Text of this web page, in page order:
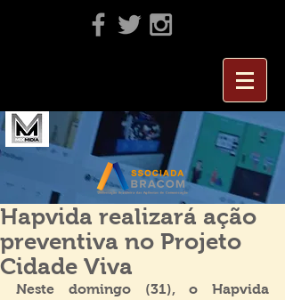
Hapvida realizará ação
preventiva no Projeto
Cidade Viva
Neste domingo (31), o Hapvida